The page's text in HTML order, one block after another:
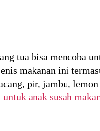
tua bisa mencoba
makanan ini
pir, jambu, lemon
anak susah